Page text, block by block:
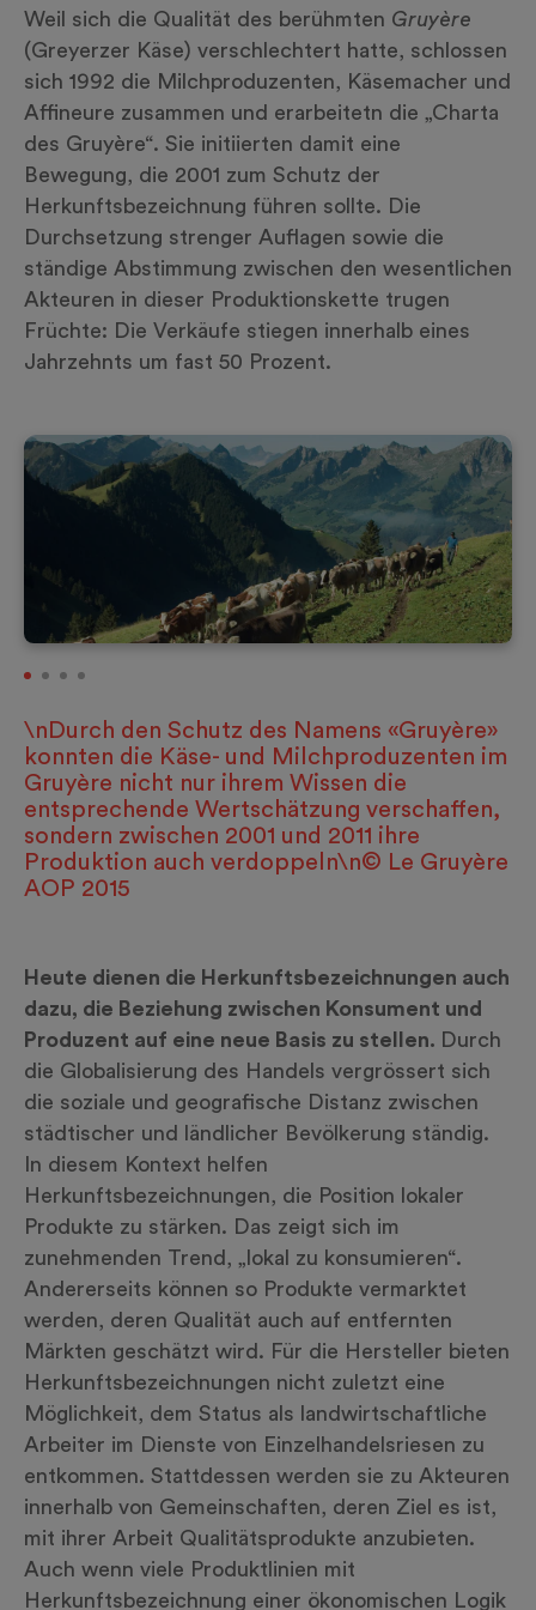
Weil sich die Qualität des berühmten Gruyère
(Greyerzer Käse) verschlechtert hatte, schlossen
sich 1992 die Milchproduzenten, Käsemacher und
Affineure zusammen und erarbeitetn die „Charta
des Gruyère“. Sie initiierten damit eine
Bewegung, die 2001 zum Schutz der
Herkunftsbezeichnung führen sollte. Die
Durchsetzung strenger Auflagen sowie die
ständige Abstimmung zwischen den wesentlichen
Akteuren in dieser Produktionskette trugen
Früchte: Die Verkäufe stiegen innerhalb eines
Jahrzehnts um fast 50 Prozent.
\nDurch den Schutz des Namens «Gruyère»
konnten die Käse- und Milchproduzenten im
Gruyère nicht nur ihrem Wissen die
entsprechende Wertschätzung verschaffen,
sondern zwischen 2001 und 2011 ihre
Produktion auch verdoppeln\n© Le Gruyère
AOP 2015
Heute dienen die Herkunftsbezeichnungen auch
dazu, die Beziehung zwischen Konsument und
Produzent auf eine neue Basis zu stellen. Durch
die Globalisierung des Handels vergrössert sich
die soziale und geografische Distanz zwischen
städtischer und ländlicher Bevölkerung ständig.
In diesem Kontext helfen
Herkunftsbezeichnungen, die Position lokaler
Produkte zu stärken. Das zeigt sich im
zunehmenden Trend, „lokal zu konsumieren“.
Andererseits können so Produkte vermarktet
werden, deren Qualität auch auf entfernten
Märkten geschätzt wird. Für die Hersteller bieten
Herkunftsbezeichnungen nicht zuletzt eine
Möglichkeit, dem Status als landwirtschaftliche
Arbeiter im Dienste von Einzelhandelsriesen zu
entkommen. Stattdessen werden sie zu Akteuren
innerhalb von Gemeinschaften, deren Ziel es ist,
mit ihrer Arbeit Qualitätsprodukte anzubieten.
Auch wenn viele Produktlinien mit
Herkunftsbezeichnung einer ökonomischen Logik